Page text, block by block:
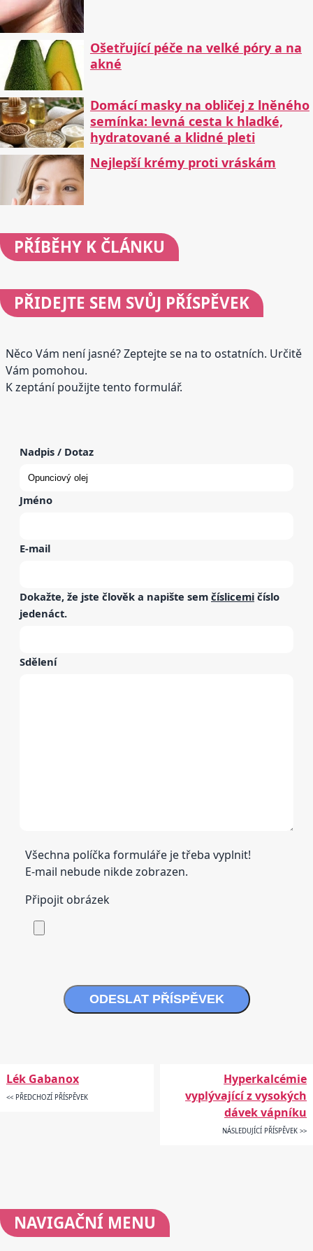
Ošetřující péče na velké póry a na
akné
Domácí masky na obličej z lněného
semínka: levná cesta k hladké,
hydratované a klidné pleti
Nejlepší krémy proti vráskám
PŘÍBĚHY K ČLÁNKU
PŘIDEJTE SEM SVŮJ PŘÍSPĚVEK
Něco Vám není jasné? Zeptejte se na to ostatních. Určitě
Vám pomohou.
K zeptání použijte tento formulář.
Nadpis / Dotaz
Jméno
E-mail
Dokažte, že jste člověk a napište sem číslicemi číslo
jedenáct.
Sdělení
Všechna políčka formuláře je třeba vyplnit!
E-mail nebude nikde zobrazen.
Připojit obrázek
ODESLAT PŘÍSPĚVEK
Lék Gabanox
<< PŘEDCHOZÍ PŘÍSPĚVEK
Hyperkalcémie
vyplývající z vysokých
dávek vápníku
NÁSLEDUJÍCÍ PŘÍSPĚVEK >>
NAVIGAČNÍ MENU